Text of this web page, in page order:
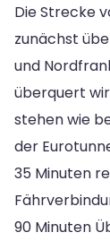
Die Strecke
zunächst
und
überquert
stehen wie
der
35 Minuten
90 Minuten